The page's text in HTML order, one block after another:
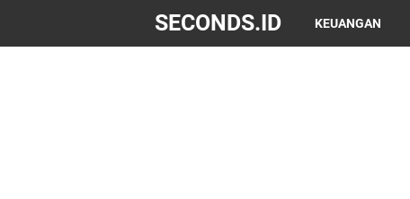
SECONDS.ID KEUANGAN